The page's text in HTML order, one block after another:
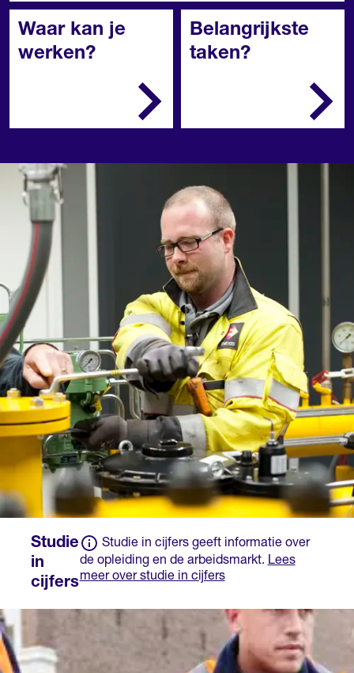
Waar kan je
werken?
Een aannemersbedrijf,
energietransportbedrijf,
een gasleverancier, een
of een
verwarmingsinstallatiebe
drijf.
Belangrijkste
taken?
Je neemt gasstations
controleert
gasstations
Je lokaliseert
storingen en lost ze
op
Je legt
distributienetten aan
en maakt ze
gebruiksklaar
Je verdeelt de
werkzaamheden en
geeft leiding aan
collega’s
Je administreert je
werk en rondt af.
Studie
in
cijfers
Studie in cijfers geeft informatie over
de opleiding en de arbeidsmarkt. Lees
meer over studie in cijfers